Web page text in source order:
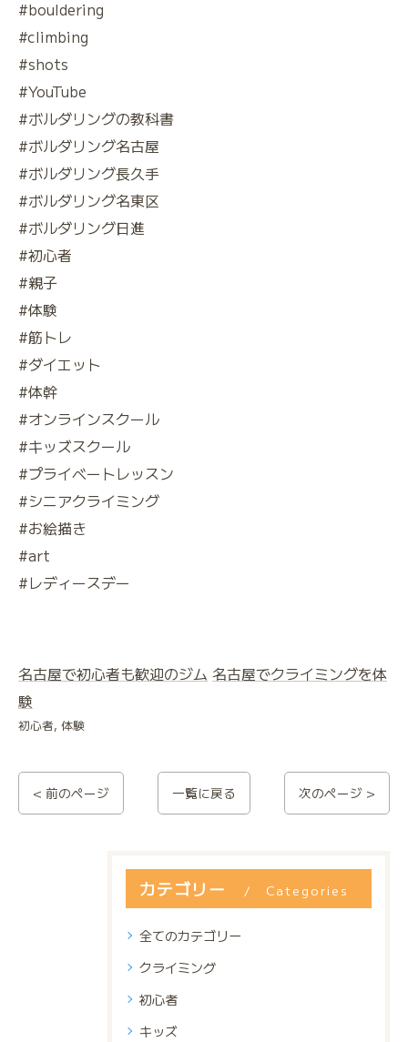
#bouldering
#climbing
#shots
#YouTube
#ボルダリングの教科書
#ボルダリング名古屋
#ボルダリング長久手
#ボルダリング名東区
#ボルダリング日進
#初心者
#親子
#体験
#筋トレ
#ダイエット
#体幹
#オンラインスクール
#キッズスクール
#プライベートレッスン
#シニアクライミング
#お絵描き
#art
#レディースデー
名古屋で初心者も歓迎のジム 名古屋でクライミングを体
験
初心者 体験
< 前のページ 一覧に戻る 次のページ >
カテゴリー Categories
全てのカテゴリー
クライミング
初心者
キッズ